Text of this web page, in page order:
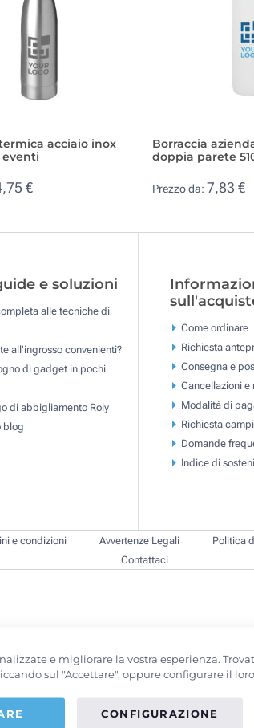
acciaio inox
€
Borraccia
doppia parete
Prezzo da: 7,83 €
e soluzioni
alle tecniche di
all'ingrosso convenienti?
di gadget in pochi
di abbigliamento Roly
blog
Come ordinare
Richiesta
Consegna e
Cancellazioni e
Modalità di
Richiesta
Domande
Indice di
e condizioni Avvertenze Legali Politica
Contattaci
e migliorare la vostra esperienza.
sul "Accettare", oppure configurare il
CONFIGURAZIONE